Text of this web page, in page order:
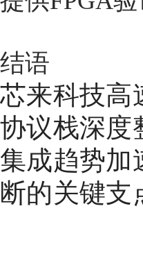
结语
芯来科技高
协议栈深度
集成趋势加
断的关键支